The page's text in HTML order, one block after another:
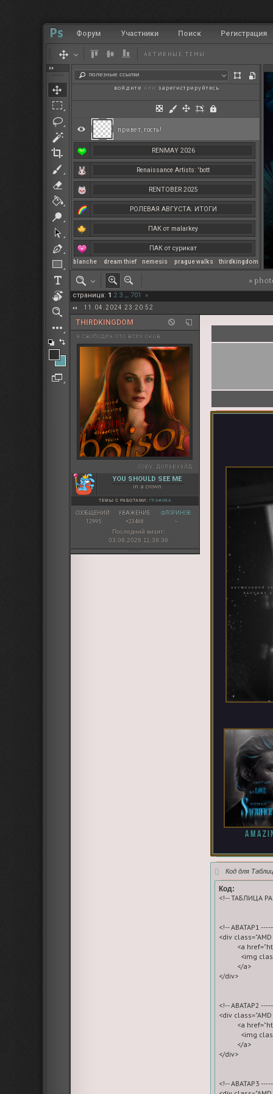
RENMAY 2026
Renaissance Artists: 'bott
RENTOBER 2025
РОЛЕВАЯ АВГУСТА: ИТОГИ
ПАК от malarkey
ПАК от сурикат
РЕНМАЙ
полезные ссылки
blanche – dream thief– nemesis – prague walks– thirdkingdom
Форум Участники Поиск Регистрация
АКТИВНЫЕ ТЕМЫ
привет, гость!
войдите или зарегистрируйтесь
»
страница: 1 2 3 … 701 »
11.04.2024 23:20:52
THIRDKINGDOM
я свободен ото всех оков
copy: долархайд
YOU SHOULD SEE ME
in a crown
ТЕМЫ С РАБОТАМИ: ГРАФИКА
СООБЩЕНИЙ:
12995
УВАЖЕНИЕ:
+23468
ФЛОРИНОВ:
~
Последний визит:
03.08.2026 11:38:36
Код для
Код:
<!-- ТАБЛИЦА
<!-- АВАТАР1
<div
<a
          </a>
</div>
<!-- АВАТАР2
<div
<a
          </a>
</div>
<!-- АВАТАР3